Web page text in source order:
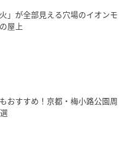
」が全部見える穴場のイオンモ
屋上
おすすめ！京都・梅小路公園周